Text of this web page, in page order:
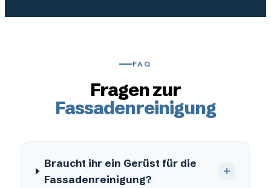
FAQ
Fragen zur
Fassadenreinigung
Braucht ihr ein Gerüst für die
Fassadenreinigung?